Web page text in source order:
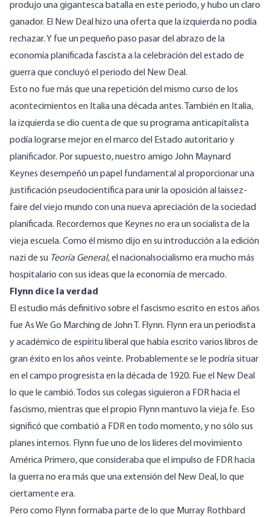
produjo una gigantesca batalla en este periodo, y hubo un claro
ganador. El New Deal hizo una oferta que la izquierda no podía
rechazar. Y fue un pequeño paso pasar del abrazo de la
economía planificada fascista a la celebración del estado de
guerra que concluyó el periodo del New Deal.
Esto no fue más que una repetición del mismo curso de los
acontecimientos en Italia una década antes. También en Italia,
la izquierda se dio cuenta de que su programa anticapitalista
podía lograrse mejor en el marco del Estado autoritario y
planificador. Por supuesto, nuestro amigo John Maynard
Keynes desempeñó un papel fundamental al proporcionar una
justificación pseudocientífica para unir la oposición al laissez-
faire del viejo mundo con una nueva apreciación de la sociedad
planificada. Recordemos que Keynes no era un socialista de la
vieja escuela. Como él mismo dijo en su introducción a la edición
nazi de su Teoría General, el nacionalsocialismo era mucho más
hospitalario con sus ideas que la economía de mercado.
Flynn dice la verdad
El estudio más definitivo sobre el fascismo escrito en estos años
fue As We Go Marchingde John T. Flynn. Flynn era un periodista
y académico de espíritu liberal que había escrito varios libros de
gran éxito en los años veinte. Probablemente se le podría situar
en el campo progresista en la década de 1920. Fue el New Deal
lo que le cambió. Todos sus colegas siguieron a FDR hacia el
fascismo, mientras que el propio Flynn mantuvo la vieja fe. Eso
significó que combatió a FDR en todo momento, y no sólo sus
planes internos. Flynn fue uno de los líderes del movimiento
América Primero, que consideraba que el impulso de FDR hacia
la guerra no era más que una extensión del New Deal, lo que
ciertamente era.
Pero como Flynn formaba parte de lo que Murray Rothbard